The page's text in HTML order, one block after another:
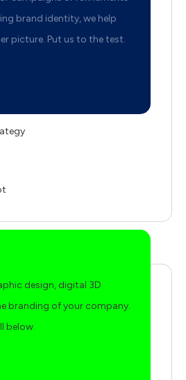
brand identity, we help
picture. Put us to the test.
design, digital 3D
branding of your company.
below.